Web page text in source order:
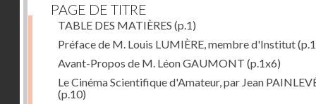
PAGE DE TITRE
TABLE DES MATIÈRES (p.1)
Préface de M. Louis LUMIÈRE, membre d'Institut
Avant-Propos de M. Léon GAUMONT (p.1x6)
Le Cinéma Scientifique d'Amateur, par Jean
(p.10)